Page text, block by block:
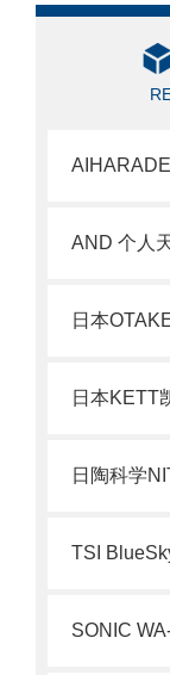
AND 个人
日本KETT
TSI